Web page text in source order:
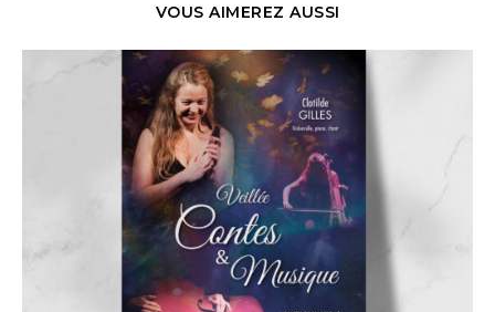
VOUS AIMEREZ AUSSI